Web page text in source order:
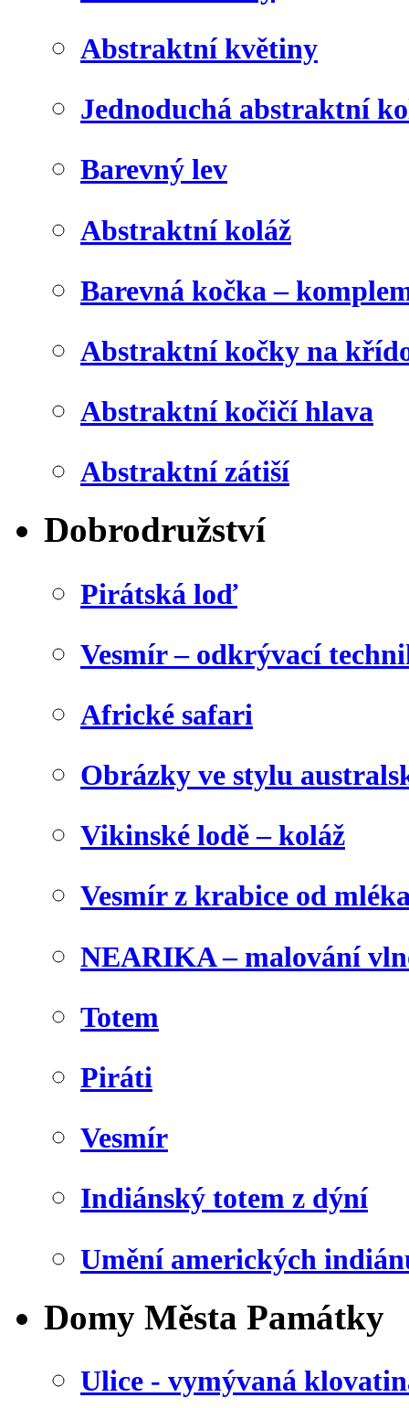
Abstraktní květiny
Jednoduchá abstraktní
Barevný lev
Abstraktní koláž
Barevná kočka –
Abstraktní kočky na
Abstraktní kočičí hlava
Abstraktní zátiší
Dobrodružství
Pirátská loď
Vesmír – odkrývací
Africké safari
Obrázky ve stylu
Vikinské lodě – koláž
Vesmír z krabice od
NEARIKA – malování
Totem
Piráti
Vesmír
Indiánský totem z dýní
Umění amerických
Domy Města Památky
Ulice - vymývaná